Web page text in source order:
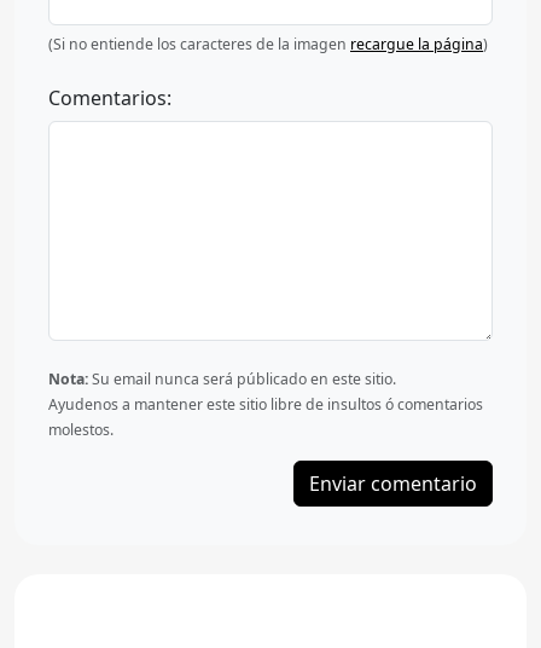
(Si no entiende los caracteres de la imagen recargue la página)
Comentarios:
Nota:Su email nunca será públicado en este sitio.
Ayudenos a mantener este sitio libre de insultos ó comentarios
molestos.